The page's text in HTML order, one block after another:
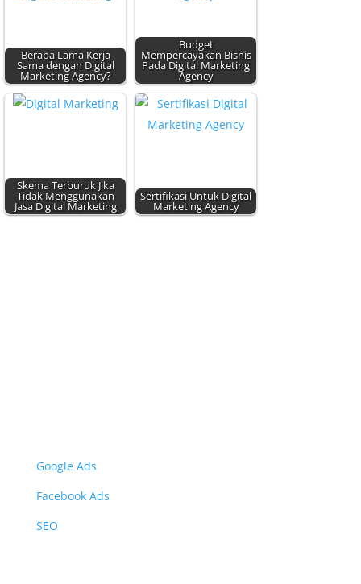
Berapa Lama Kerja
Sama dengan Digital
Marketing Agency?
Budget
Mempercayakan Bisnis
Pada Digital Marketing
Agency
Skema Terburuk Jika
Tidak Menggunakan
Jasa Digital Marketing
Sertifikasi Untuk Digital
Marketing Agency
Google Ads
Facebook Ads
SEO